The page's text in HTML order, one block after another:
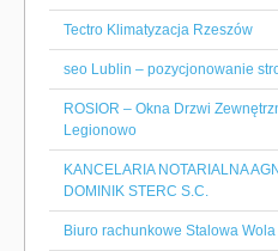
Tectro Klimatyzacja Rzeszów
seo Lublin – pozycjonowanie
ROSIOR – Okna Drzwi
Legionowo
KANCELARIA NOTARIALNA
DOMINIK STERC S.C.
Biuro rachunkowe Stalowa